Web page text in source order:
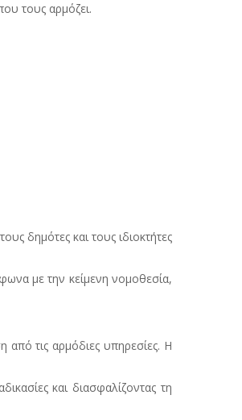
τους αρμόζει.
δημότες και τους ιδιοκτήτες
με την κείμενη νομοθεσία,
από τις αρμόδιες υπηρεσίες. Η
και διασφαλίζοντας τη